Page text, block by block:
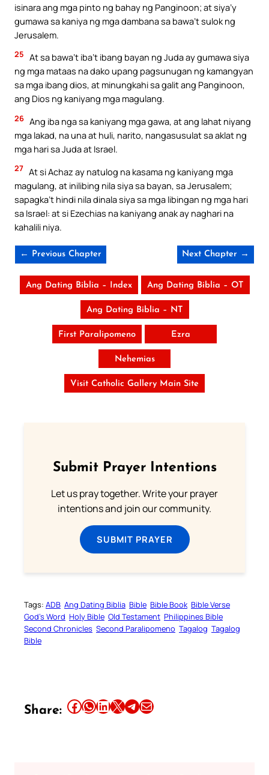
isinara ang mga pinto ng bahay ng Panginoon; at siya’y
gumawa sa kaniya ng mga dambana sa bawa’t sulok ng
Jerusalem.
25 At sa bawa’t iba’t ibang bayan ng Juda ay gumawa siya
ng mga mataas na dako upang pagsunugan ng kamangyan
sa mga ibang dios, at minungkahi sa galit ang Panginoon,
ang Dios ng kaniyang mga magulang.
26 Ang iba nga sa kaniyang mga gawa, at ang lahat niyang
mga lakad, na una at huli, narito, nangasusulat sa aklat ng
mga hari sa Juda at Israel.
27 At si Achaz ay natulog na kasama ng kaniyang mga
magulang, at inilibing nila siya sa bayan, sa Jerusalem;
sapagka’t hindi nila dinala siya sa mga libingan ng mga hari
sa Israel: at si Ezechias na kaniyang anak ay naghari na
kahalili niya.
← Previous Chapter Next Chapter →
Ang Dating Biblia – Index Ang Dating Biblia – OT
Ang Dating Biblia – NT
First Paralipomeno Ezra
Nehemias
Visit Catholic Gallery Main Site
Submit Prayer Intentions
Let us pray together. Write your prayer
intentions and join our community.
SUBMIT PRAYER
Tags: ADB Ang Dating Biblia Bible Bible Book Bible Verse
God’s Word Holy Bible Old Testament Philippines Bible
Second Chronicles Second Paralipomeno Tagalog Tagalog
Bible
Share: Share this article on Facebook Share this article on WhatsApp Share this article on LinkedIn Share this article on X Share this article on TelegramEmail this Article